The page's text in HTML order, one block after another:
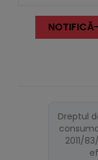
Dreptul
2011/